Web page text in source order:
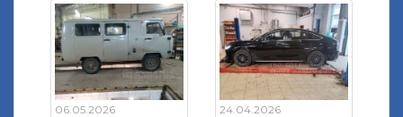
06.05.2026 24.04.2026